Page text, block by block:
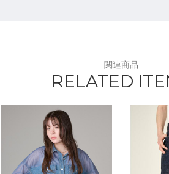
関連商品
RELATED